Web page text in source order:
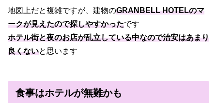
地図上だと複雑ですが、建物のGRANBELL HOTELのマ
ークが見えたので探しやすかったです
ホテル街と夜のお店が乱立している中なので治安はあまり
良くないと思います
食事はホテルが無難かも